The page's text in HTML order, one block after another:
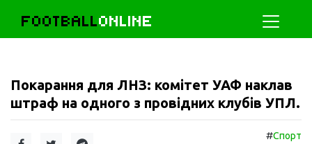
FOOTBALLONLINE
Покарання для ЛНЗ: комітет УАФ наклав
штраф на одного з провідних клубів УПЛ.
#Спорт